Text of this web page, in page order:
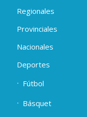
Regionales
Provinciales
Nacionales
Deportes
Fútbol
Básquet